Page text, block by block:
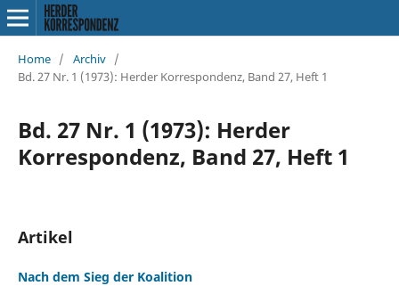
Home / Archiv /
Bd. 27 Nr. 1 (1973): Herder Korrespondenz, Band 27, Heft 1
Bd. 27 Nr. 1 (1973): Herder
Korrespondenz, Band 27, Heft 1
Artikel
Nach dem Sieg der Koalition